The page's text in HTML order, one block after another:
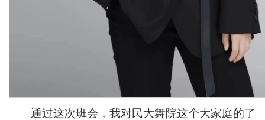
通过这次班会，我对民大舞院这个大家庭的了